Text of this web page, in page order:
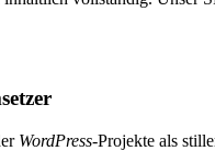
WordPress-Projekte als